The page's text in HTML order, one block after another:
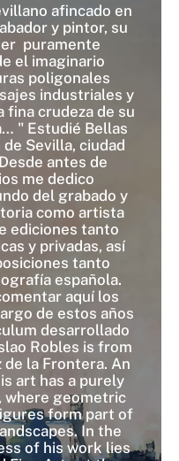
afincado en
y pintor, su
puramente
el imaginario
poligonales
industriales y
fina crudeza de su
" Estudié Bellas
Sevilla, ciudad
antes de
me dedico
del grabado y
como artista
ediciones tanto
y privadas, así
tanto
española.
aquí los
de estos años
desarrollado
Robles is from
de la Frontera. An
art has a purely
where geometric
form part of
In the
of his work lies